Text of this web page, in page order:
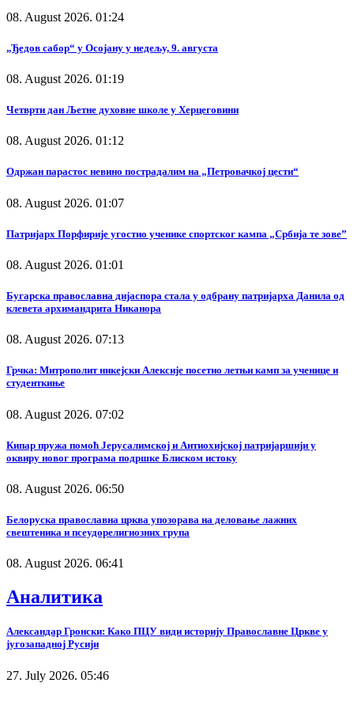
08. August 2026. 01:24
„Ђедов сабор“ у Осојану у недељу, 9. августа
08. August 2026. 01:19
Четврти дан Љетне духовне школе у Херцеговини
08. August 2026. 01:12
Одржан парастос невино пострадалим на „Петровачкој цести“
08. August 2026. 01:07
Патријарх Порфирије угостио ученике спортског кампа „Србија те зове”
08. August 2026. 01:01
Бугарска православна дијаспора стала у одбрану патријарха Данила од
клевета архимандрита Никанора
08. August 2026. 07:13
Грчка: Митрополит никејски Алексије посетио летњи камп за ученице и
студенткиње
08. August 2026. 07:02
Кипар пружа помоћ Јерусалимској и Антиохијској патријаршији у
оквиру новог програма подршке Блиском истоку
08. August 2026. 06:50
Белоруска православна црква упозорава на деловање лажних
свештеника и псеудорелигиозних група
08. August 2026. 06:41
Аналитика
Александар Гронски: Како ПЦУ види историју Православне Цркве у
југозападној Русији
27. July 2026. 05:46